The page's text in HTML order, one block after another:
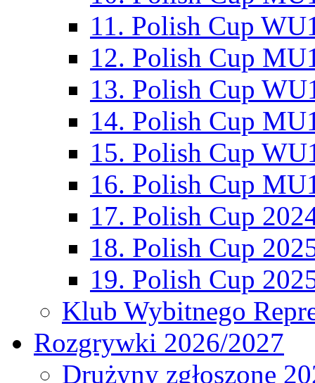
11. Polish Cup
12. Polish Cup
13. Polish Cup
14. Polish Cup
15. Polish Cup
16. Polish Cup
17. Polish Cup
18. Polish Cup
19. Polish Cup
Klub Wybitnego
Rozgrywki 2026/2027
Drużyny zgłoszone